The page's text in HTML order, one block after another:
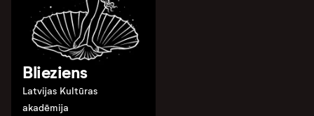
Blieziens
Latvijas Kultūras
akadēmija